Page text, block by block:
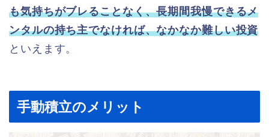
も気持ちがブレることなく、長期間我慢できるメ
ンタルの持ち主でなければ、なかなか難しい投資
といえます。
手動積立のメリット